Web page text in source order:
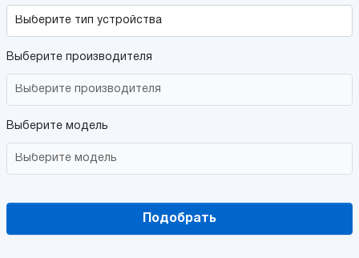
Выберите производителя
Выберите модель
Подобрать